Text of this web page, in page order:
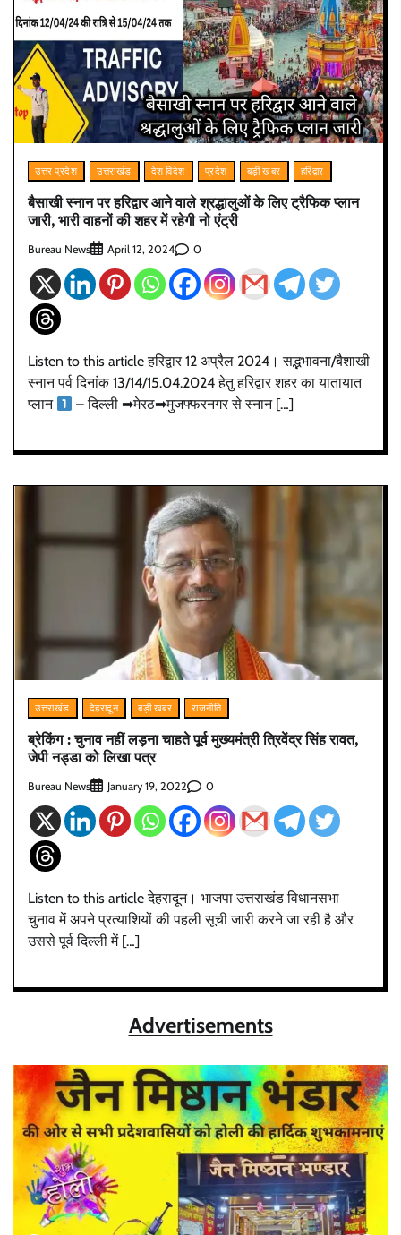
उत्तर प्रदेश उत्तराखंड देश विदेश प्रदेश बड़ी खबर हरिद्वार
बैसाखी स्नान पर हरिद्वार आने वाले श्रद्धालुओं के लिए ट्रैफिक प्लान
जारी, भारी वाहनों की शहर में रहेगी नो एंट्री
Bureau News April 12, 2024 0
Listen to this article हरिद्वार 12 अप्रैल 2024। सद्भभावना/बैशाखी
स्नान पर्व दिनांक 13/14/15.04.2024 हेतु हरिद्वार शहर का यातायात
प्लान
– दिल्ली ➡मेरठ➡मुजफ्फरनगर से स्नान […]
उत्तराखंड देहरादून बड़ी खबर राजनीति
ब्रेकिंग : चुनाव नहीं लड़ना चाहते पूर्व मुख्यमंत्री त्रिवेंद्र सिंह रावत,
जेपी नड्डा को लिखा पत्र
Bureau News January 19, 2022 0
Listen to this article देहरादून। भाजपा उत्तराखंड विधानसभा
चुनाव में अपने प्रत्याशियों की पहली सूची जारी करने जा रही है और
उससे पूर्व दिल्ली में […]
Advertisements